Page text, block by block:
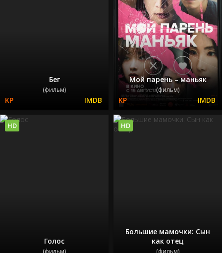
Бег
(фильм)
Мой парень – маньяк
(фильм)
Голос
(фильм)
HD
Большие мамочки: Сын
как отец
(фильм)
HD